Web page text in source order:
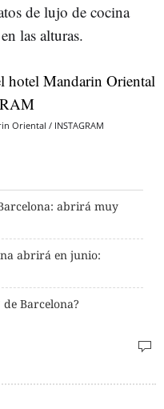
de lujo de cocina
las alturas.
Oriental / INSTAGRAM
abrirá muy
abrirá en junio:
Barcelona?